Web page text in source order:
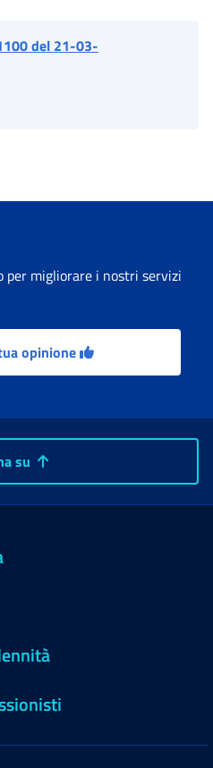
del 21-03-
per migliorare i nostri servizi
opinione
su